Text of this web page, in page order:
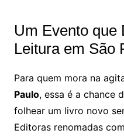
Um Evento que
Leitura em São
Para quem mora na
Paulo, essa é a chance
folhear um livro novo
Editoras renomadas